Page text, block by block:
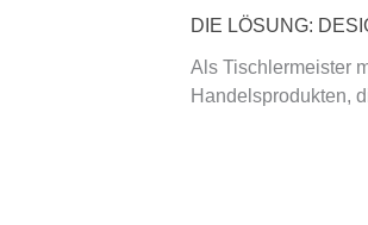
DIE LÖSUNG:
Als Tischlermeister
Handelsprodukten,